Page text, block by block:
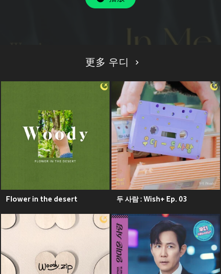
更多 우디
Flower in the desert 두 사람 : Wish+ Ep. 03